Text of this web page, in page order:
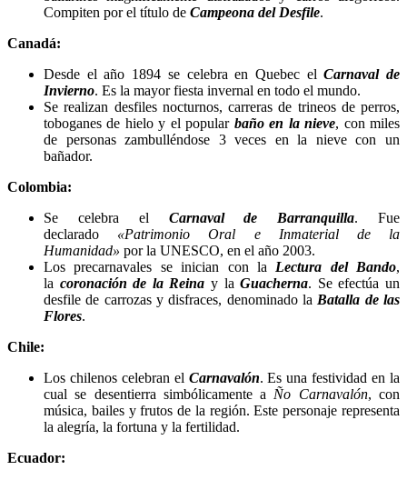
Compiten por el título de Campeona del Desfile.
Canadá:
Desde el año 1894 se celebra en Quebec elCarnaval de
Invierno. Es la mayor fiesta invernal en todo el mundo.
Se realizan desfiles nocturnos, carreras de trineos de perros,
toboganes de hielo y el popular baño en la nieve, con miles
de personas zambulléndose 3 veces en la nieve con un
bañador.
Colombia:
Se celebra el Carnaval de Barranquilla. Fue
declarado «Patrimonio Oral e Inmaterial de la
Humanidad» por la UNESCO, en el año 2003.
Los precarnavales se inician con la Lectura del Bando,
la coronación de la Reinay la Guacherna. Se efectúa un
desfile de carrozas y disfraces, denominado la Batalla de las
Flores.
Chile:
Los chilenos celebran el Carnavalón. Es una festividad en la
cual se desentierra simbólicamente a Ño Carnavalón, con
música, bailes y frutos de la región. Este personaje representa
la alegría, la fortuna y la fertilidad.
Ecuador: